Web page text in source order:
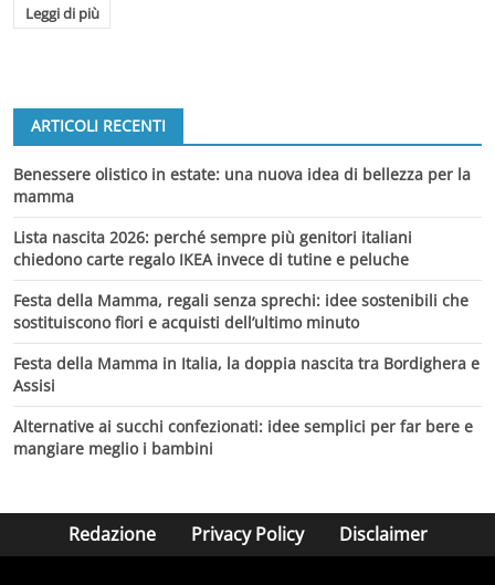
Leggi di più
ARTICOLI RECENTI
Benessere olistico in estate: una nuova idea di bellezza per la
mamma
Lista nascita 2026: perché sempre più genitori italiani
chiedono carte regalo IKEA invece di tutine e peluche
Festa della Mamma, regali senza sprechi: idee sostenibili che
sostituiscono fiori e acquisti dell’ultimo minuto
Festa della Mamma in Italia, la doppia nascita tra Bordighera e
Assisi
Alternative ai succhi confezionati: idee semplici per far bere e
mangiare meglio i bambini
Redazione Privacy Policy Disclaimer